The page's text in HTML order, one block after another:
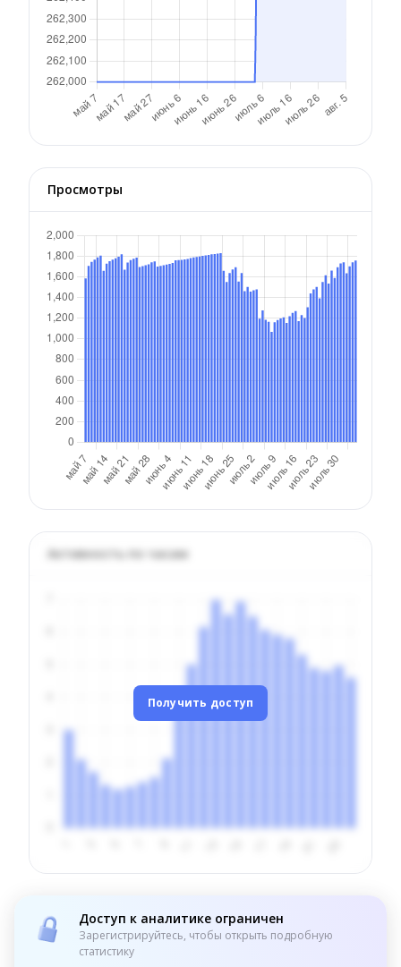
Просмотры
Активность по часам
Получить доступ
Доступ к аналитике ограничен
Зарегистрируйтесь, чтобы открыть подробную
статистику